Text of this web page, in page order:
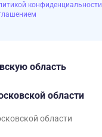
конфиденциальности
область
области
области